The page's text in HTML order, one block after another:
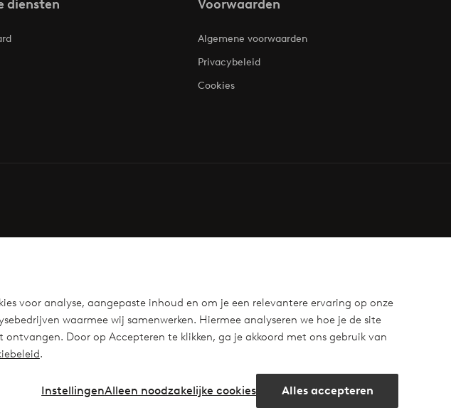
voor analyse, aangepaste inhoud en om je een relevantere ervaring op onze
waarmee wij samenwerken. Hiermee analyseren we hoe je de site
Door op Accepteren te klikken, ga je akkoord met ons gebruik van
.
Alles accepteren
Alleen noodzakelijke cookies
Instellingen
diensten Voorwaarden
Algemene voorwaarden
Privacybeleid
Cookies
InstagramFacebook